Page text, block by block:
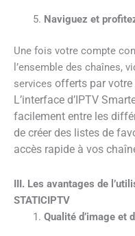
Naviguez et
Une fois votre compte
l’ensemble des chaînes,
services offerts par votre
L’interface d’IPTV
facilement entre les
de créer des listes de
accès rapide à vos
III. Les avantages de
STATICIPTV
Qualité d’image et